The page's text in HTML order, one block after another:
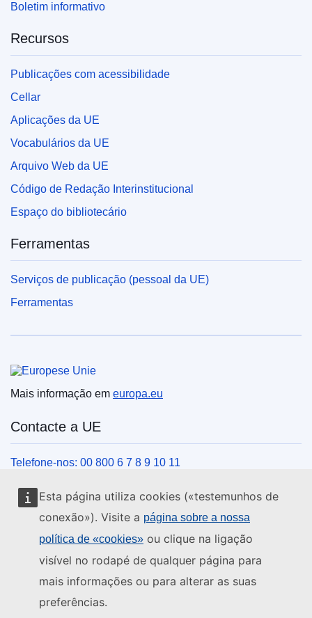
Esta página utiliza cookies («testemunhos de
conexão»). Visite a página sobre a nossa
política de «cookies» ou clique na ligação
visível no rodapé de qualquer página para
mais informações ou para alterar as suas
preferências.
Boletim informativo
Recursos
Publicações com acessibilidade
Cellar
Aplicações da UE
Vocabulários da UE
Arquivo Web da UE
Código de Redação Interinstitucional
Espaço do bibliotecário
Ferramentas
Serviços de publicação (pessoal da UE)
Ferramentas
Mais informação em europa.eu
Contacte a UE
Telefone-nos: 00 800 6 7 8 9 10 11
Veja outros contactos telefónicos
Chegue a nós pelo nosso formulário
Venha ter connosco a um centro da UE
Encontre os canais da UE nas redes sociais